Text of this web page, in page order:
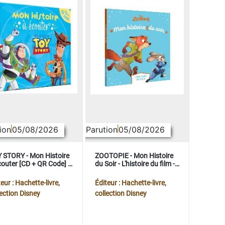
05/08/2026
STORY - Mon Histoire
[CD + QR Code] -
: Hachette-livre,
Disney
Parution05/08/2026
ZOOTOPIE - Mon Histoire
du Soir - L'histoire du film -
Éditeur : Hachette-livre,
collection Disney